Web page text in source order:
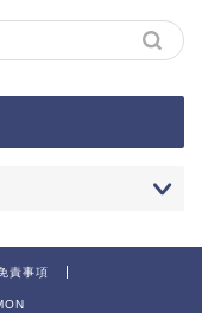
責事項